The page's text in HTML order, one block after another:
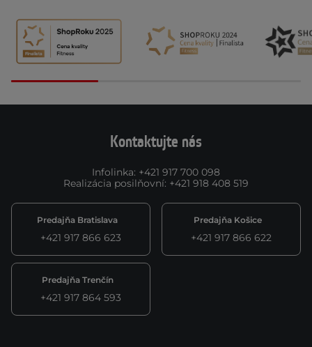
Kontaktujte nás
Infolinka: +421 917 700 098
Realizácia posilňovní: +421 918 408 519
Predajňa Bratislava
+421 917 866 623
Predajňa Košice
+421 917 866 622
Predajňa Trenčín
+421 917 864 593